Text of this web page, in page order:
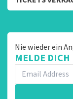
Nie wieder ein
MELDE